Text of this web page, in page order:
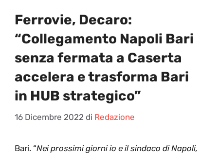
Ferrovie, Decaro:
“Collegamento Napoli Bari
senza fermata a Caserta
accelera e trasforma Bari
in HUB strategico”
16 Dicembre 2022 di Redazione
Bari. “Nei prossimi giorni io e il sindaco di Napoli,